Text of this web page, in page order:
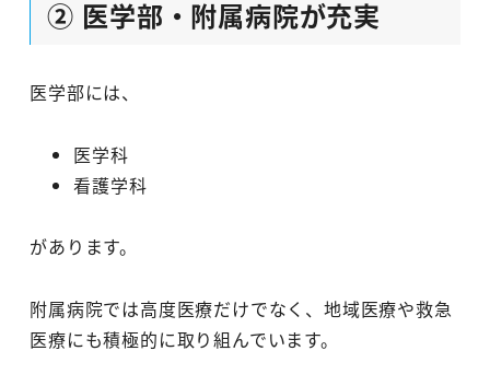
② 医学部・附属病院が充実
医学部には、
医学科
看護学科
があります。
附属病院では高度医療だけでなく、地域医療や救急
医療にも積極的に取り組んでいます。